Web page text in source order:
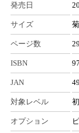
発売日
サイズ
ページ数
ISBN
JAN
対象レベル
オプション